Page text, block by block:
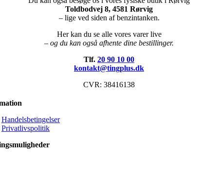
Toldbodvej 8, 4581 Rørvig
– lige ved siden af benzintanken.
Her kan du se alle vores varer live
– og du kan også afhente dine bestillinger.
Tlf. 20 90 10 00
kontakt@tingplus.dk
CVR: 38416138
Handelsbetingelser
Privatlivspolitik